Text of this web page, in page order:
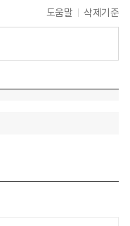
도움말 삭제기준